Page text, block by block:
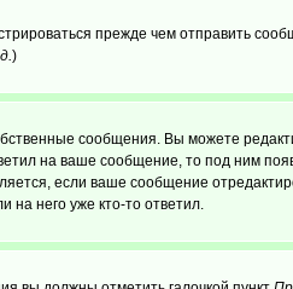
прежде чем отправить
)
сообщения. Вы можете
на ваше сообщение, то под ним
если ваше сообщение
на него уже кто-то ответил.